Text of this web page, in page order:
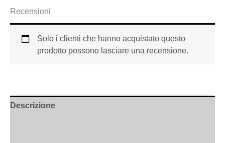
Recensioni
Solo i clienti che hanno acquistato questo
prodotto possono lasciare una recensione.
Descrizione